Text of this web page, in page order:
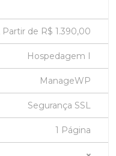
Partir de R$ 1.390,00
Hospedagem I
ManageWP
Segurança SSL
1 Página